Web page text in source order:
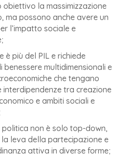
obiettivo la massimizzazione
ma possono anche avere un
l’impatto sociale e
è più del PIL e richiede
benessere multidimensionali e
che tengano
interdipendenze tra creazione
e ambiti sociali e
politica non è solo top-down,
la leva della partecipazione e
attiva in diverse forme;